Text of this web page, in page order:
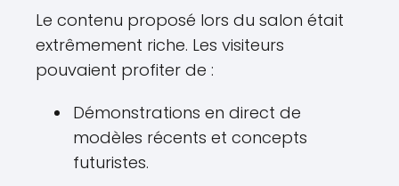
Le contenu proposé lors du salon était
extrêmement riche. Les visiteurs
pouvaient profiter de :
Démonstrations en direct de
modèles récents et concepts
futuristes.